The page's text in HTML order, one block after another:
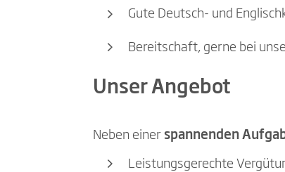
Gute Deutsch- und
Bereitschaft, gerne bei
Unser Angebot
Neben einer spannenden
Leistungsgerechte